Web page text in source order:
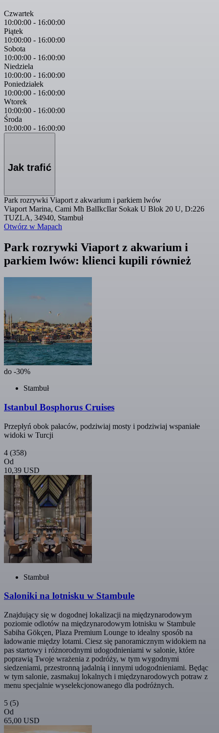
Czwartek
10:00:00 - 16:00:00
Piątek
10:00:00 - 16:00:00
Sobota
10:00:00 - 16:00:00
Niedziela
10:00:00 - 16:00:00
Poniedziałek
10:00:00 - 16:00:00
Wtorek
10:00:00 - 16:00:00
Środa
10:00:00 - 16:00:00
Jak trafić
Park rozrywki Viaport z akwarium i parkiem lwów
Viaport Marina, Cami Mh BalIkcIlar Sokak U Blok 20 U, D:226
TUZLA, 34940, Stambuł
Otwórz w Mapach
Park rozrywki Viaport z akwarium i
parkiem lwów: klienci kupili również
do -30%
Stambuł
Istanbul Bosphorus Cruises
Przepłyń obok pałaców, podziwiaj mosty i podziwiaj wspaniałe
widoki w Turcji
4 (358)
Od
10,39 USD
Stambuł
Saloniki na lotnisku w Stambule
Znajdujący się w dogodnej lokalizacji na międzynarodowym
poziomie odlotów na międzynarodowym lotnisku w Stambule
Sabiha Gökçen, Plaza Premium Lounge to idealny sposób na
ładowanie między lotami. Ciesz się panoramicznym widokiem na
pas startowy i różnorodnymi udogodnieniami w salonie, które
poprawią Twoje wrażenia z podróży, w tym wygodnymi
siedzeniami, przestronną jadalnią i innymi udogodnieniami. Będąc
w tym salonie, zasmakuj lokalnych i międzynarodowych potraw z
menu specjalnie wyselekcjonowanego dla podróżnych.
5 (5)
Od
65,00 USD